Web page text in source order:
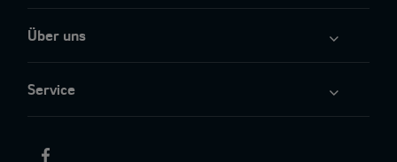
Über uns
Service